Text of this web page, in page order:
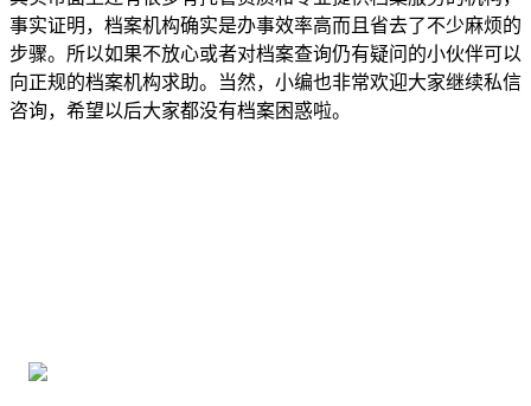
事实证明，档案机构确实是办事效率高而且省去了不少麻烦的
步骤。所以如果不放心或者对档案查询仍有疑问的小伙伴可以
向正规的档案机构求助。当然，小编也非常欢迎大家继续私信
咨询，希望以后大家都没有档案困惑啦。